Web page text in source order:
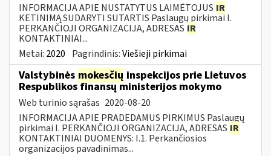
INFORMACIJA APIE NUSTATYTUS LAIMĖTOJUS IR
KETINIMĄ SUDARYTI SUTARTIS Paslaugų pirkimai I.
PERKANČIOJI ORGANIZACIJA, ADRESAS IR
KONTAKTINIAI...
Metai: 2020 Pagrindinis:Viešieji pirkimai
Valstybinės mokesčių inspekcijos prie Lietuvos
Respublikos finansų ministerijos mokymo
Web turinio sąrašas 2020-08-20
INFORMACIJA APIE PRADEDAMUS PIRKIMUS Paslaugų
pirkimai I. PERKANČIOJI ORGANIZACIJA, ADRESAS IR
KONTAKTINIAI DUOMENYS: I.1. Perkančiosios
organizacijos pavadinimas...